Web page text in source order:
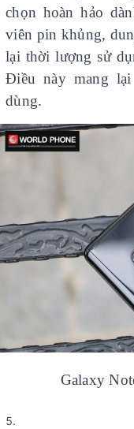
chọn hoàn hảo
viên pin khủng,
lại thời lượng sử
Điều này mang
dùng.
Galaxy